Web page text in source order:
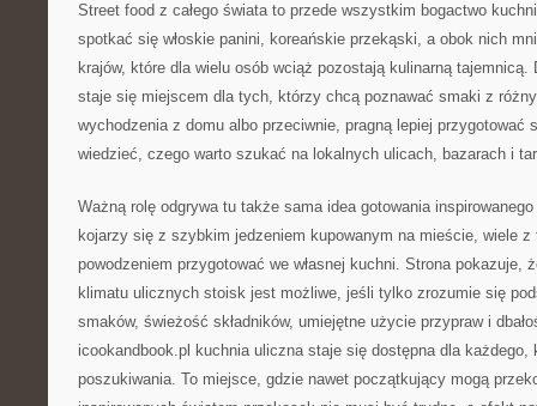
Street food z całego świata to przede wszystkim bogactwo
spotkać się włoskie panini, koreańskie przekąski, a obok nich
krajów, które dla wielu osób wciąż pozostają kulinarną
staje się miejscem dla tych, którzy chcą poznawać smaki z
wychodzenia z domu albo przeciwnie, pragną lepiej przygotować
wiedzieć, czego warto szukać na lokalnych ulicach, bazarach i
Ważną rolę odgrywa tu także sama idea gotowania
kojarzy się z szybkim jedzeniem kupowanym na mieście, wiele
powodzeniem przygotować we własnej kuchni. Strona pokazuje,
klimatu ulicznych stoisk jest możliwe, jeśli tylko zrozumie się
smaków, świeżość składników, umiejętne użycie przypraw i
icookandbook.pl kuchnia uliczna staje się dostępna dla każdego,
poszukiwania. To miejsce, gdzie nawet początkujący mogą